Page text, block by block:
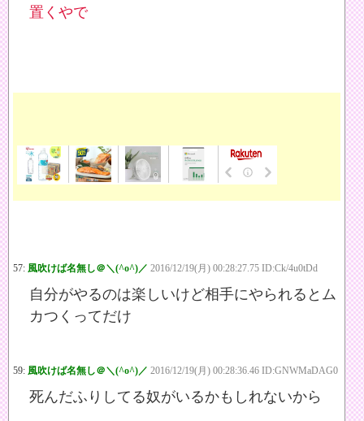
置くやで
57: 風吹けば名無し＠＼(^o^)／ 2016/12/19(月) 00:28:27.75 ID:Ck/4u0tDd
自分がやるのは楽しいけど相手にやられるとム
カつくってだけ
59: 風吹けば名無し＠＼(^o^)／ 2016/12/19(月) 00:28:36.46 ID:GNWMaDAG0
死んだふりしてる奴がいるかもしれないから